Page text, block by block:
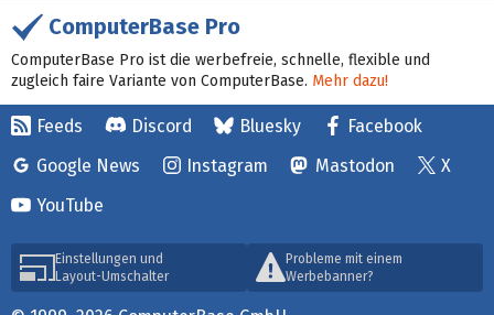
ComputerBase Pro
ComputerBase Pro ist die werbefreie, schnelle, flexible und
zugleich faire Variante von ComputerBase. Mehr dazu!
Feeds Discord Bluesky
Facebook
Google News
Instagram Mastodon
X
YouTube
Einstellungen und
Layout-Umschalter
Probleme mit einem
Werbebanner?